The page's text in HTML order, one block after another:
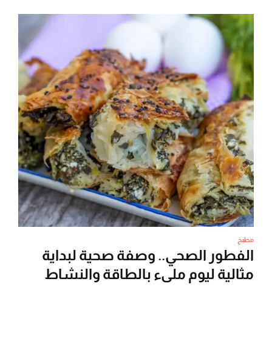
مطبخ
الفطور الصحي.. وصفة صحية لبداية
مثالية ليوم مليء بالطاقة والنشاط